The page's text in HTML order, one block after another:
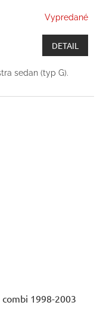
Vypredané
DETAIL
sedan (typ G).
1998-2003